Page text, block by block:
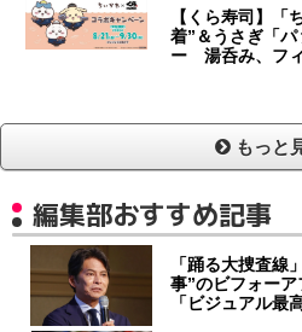
【くら寿司】
着”＆うさぎ「
ー 湯呑み、フ
もっと
編集部おすすめ記事
「踊る大捜査線
事”のビフォーア
「ビジュアル最